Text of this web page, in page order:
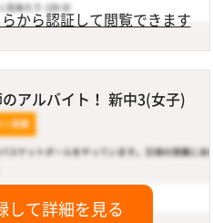
から認証して閲覧できます
アルバイト！ 新中3(女子)
して詳細を見る